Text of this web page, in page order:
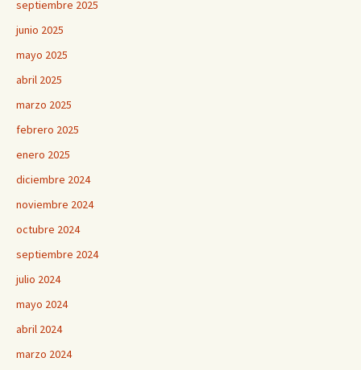
septiembre 2025
junio 2025
mayo 2025
abril 2025
marzo 2025
febrero 2025
enero 2025
diciembre 2024
noviembre 2024
octubre 2024
septiembre 2024
julio 2024
mayo 2024
abril 2024
marzo 2024